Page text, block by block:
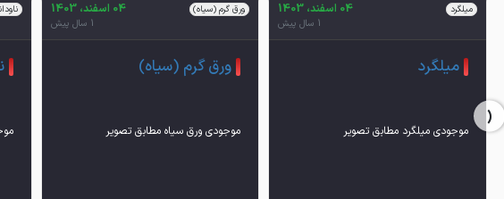
میلگرد 04 اسفند، 1403
1 سال پیش
میلگرد
موجودی میلگرد مطابق تصویر
ورق گرم (سیاه) 04 اسفند، 1403
1 سال پیش
ورق گرم (سیاه)
موجودی ورق سیاه مطابق تصویر ‹